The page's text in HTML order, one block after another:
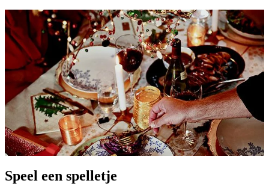
Speel een spelletje